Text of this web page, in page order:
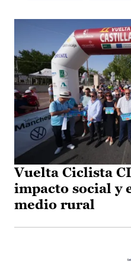
Vuelta Ciclista
impacto social y
medio rural